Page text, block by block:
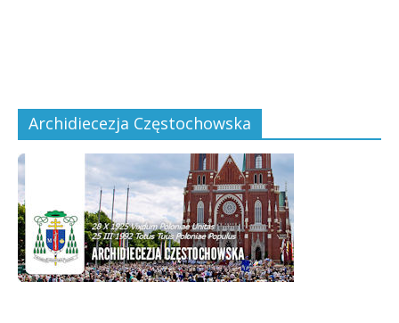
Archidiecezja Częstochowska